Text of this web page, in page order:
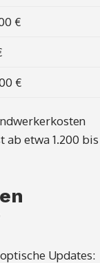
€
€
ab etwa 1.200 bis
Updates: